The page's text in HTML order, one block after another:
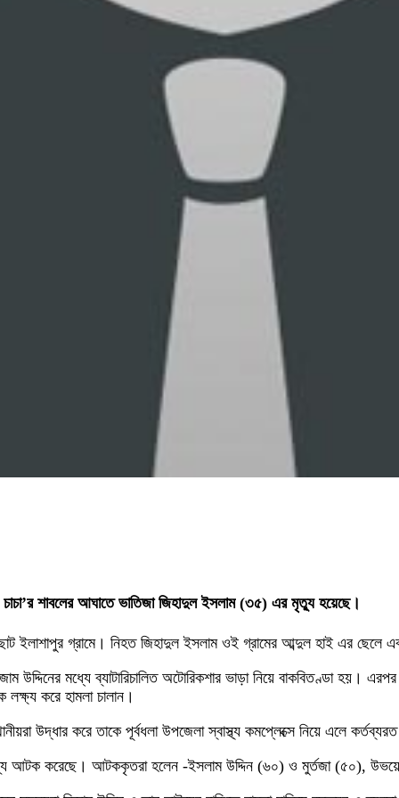
চাচা’র শাবলের আঘাতে ভাতিজা জিহাদুল ইসলাম (৩৫) এর মৃত্যু হয়েছে।
ইলাশাপুর গ্রামে। নিহত জিহাদুল ইসলাম ওই গ্রামের আব্দুল হাই এর ছেলে
উদ্দিনের মধ্যে ব্যাটারিচালিত অটোরিকশার ভাড়া নিয়ে বাকবিতণ্ডা হয়।
করে হামলা চালান।
উদ্ধার করে তাকে পূর্বধলা উপজেলা স্বাস্থ্য কমপ্লেক্সে নিয়ে এলে
আটক করেছে। আটককৃতরা হলেন -ইসলাম উদ্দিন (৬০) ও মুর্তজা (৫০), উভয়েই